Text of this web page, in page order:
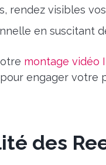
rendez visibles
en suscitant
montage vidéo
pour engager
des